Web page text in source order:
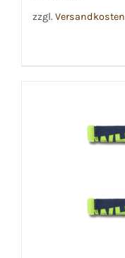
zzgl. Versandkosten